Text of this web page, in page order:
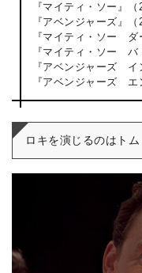
『マイティ・ソー』（
『アベンジャーズ』（
『マイティ・ソー ダ
『マイティ・ソー バ
『アベンジャーズ イ
『アベンジャーズ エ
ロキを演じるのはト